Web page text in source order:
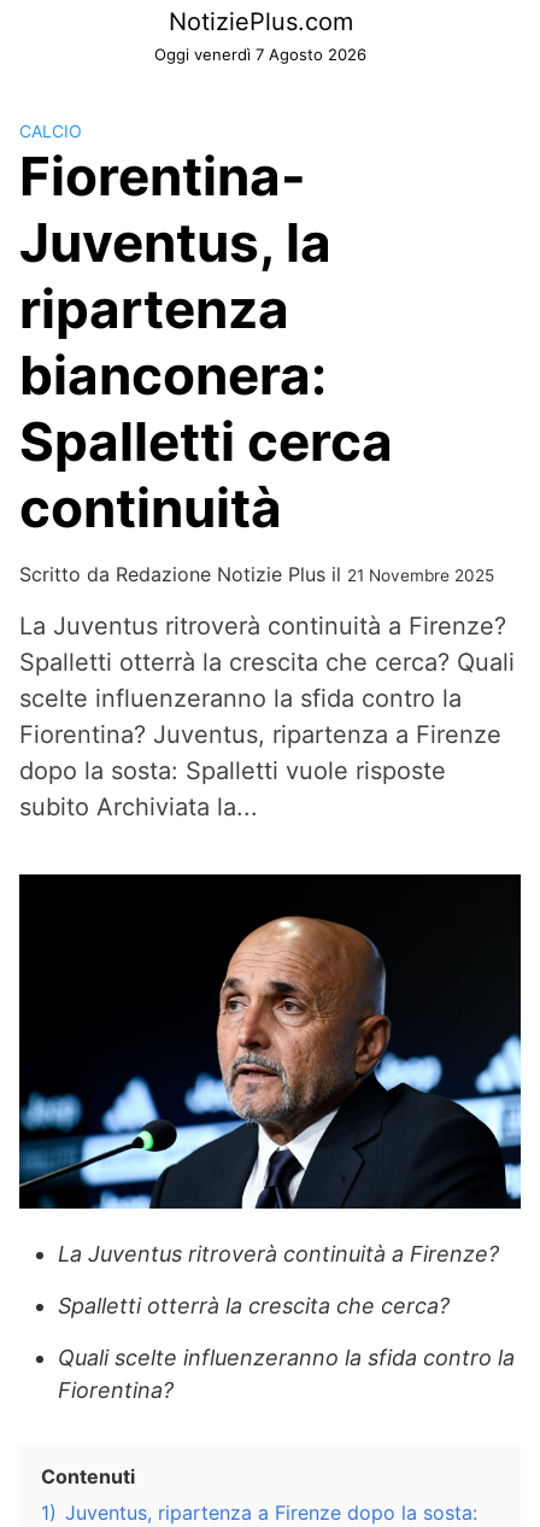
NotiziePlus.com
Oggi venerdì 7 Agosto 2026
CALCIO
Fiorentina-
Juventus, la
ripartenza
bianconera:
Spalletti cerca
continuità
Scritto da Redazione Notizie Plus il 21 Novembre 2025
La Juventus ritroverà continuità a Firenze?
Spalletti otterrà la crescita che cerca? Quali
scelte influenzeranno la sfida contro la
Fiorentina? Juventus, ripartenza a Firenze
dopo la sosta: Spalletti vuole risposte
subito Archiviata la...
La Juventus ritroverà continuità a Firenze?
Spalletti otterrà la crescita che cerca?
Quali scelte influenzeranno la sfida contro la
Fiorentina?
Contenuti
1) Juventus, ripartenza a Firenze dopo la sosta: